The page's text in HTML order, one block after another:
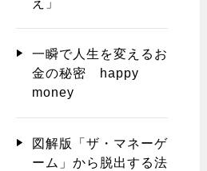
え」
一瞬で人生を変えるお
金の秘密 happy
money
図解版「ザ・マネーゲ
ーム」から脱出する法